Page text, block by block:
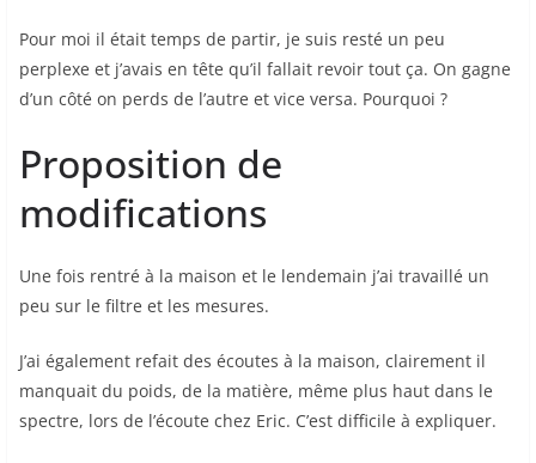
Pour moi il était temps de partir, je suis resté un peu
perplexe et j’avais en tête qu’il fallait revoir tout ça. On gagne
d’un côté on perds de l’autre et vice versa. Pourquoi ?
Proposition de
modifications
Une fois rentré à la maison et le lendemain j’ai travaillé un
peu sur le filtre et les mesures.
J’ai également refait des écoutes à la maison, clairement il
manquait du poids, de la matière, même plus haut dans le
spectre, lors de l’écoute chez Eric. C’est difficile à expliquer.